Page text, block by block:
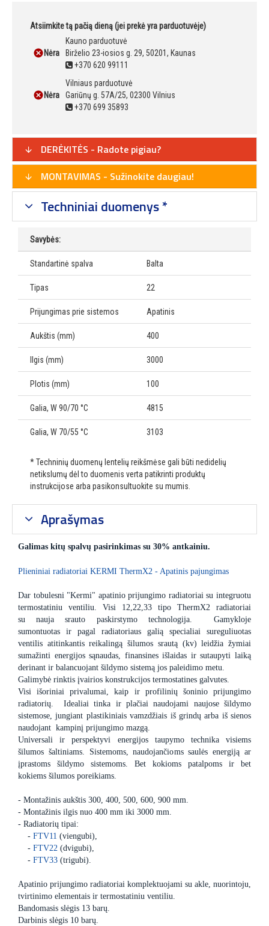
Atsiimkite tą pačią dieną (jei prekė yra parduotuvėje)
Nėra
Kauno parduotuvė
Birželio 23-iosios g. 29, 50201, Kaunas
+370 620 99111
Nėra
Vilniaus parduotuvė
Gariūnų g. 57A/25, 02300 Vilnius
+370 699 35893
DERĖKITĖS - Radote pigiau?
MONTAVIMAS - Sužinokite daugiau!
Techniniai duomenys *
Savybės:
Standartinė spalva Balta
Tipas 22
Prijungimas prie sistemos Apatinis
Aukštis (mm) 400
Ilgis (mm) 3000
Plotis (mm) 100
Galia, W 90/70 °C 4815
Galia, W 70/55 °C 3103
* Techninių duomenų lentelių reikšmėse gali būti nedidelių
netikslumų dėl to duomenis verta patikrinti produktų
instrukcijose arba pasikonsultuokite su mumis.
Aprašymas
Galimas kitų spalvų pasirinkimas su 30% antkainiu.
Plieniniai radiatoriai KERMI ThermX2 - Apatinis pajungimas
Dar tobulesni "Kermi" apatinio prijungimo radiatoriai su integruotu
termostatiniu ventiliu. Visi 12,22,33 tipo ThermX2 radiatoriai
su nauja srauto paskirstymo technologija. Gamykloje
sumontuotas ir pagal radiatoriaus galią specialiai sureguliuotas
ventilis atitinkantis reikalingą šilumos srautą (kv) leidžia žymiai
sumažinti energijos sąnaudas, finansines išlaidas ir sutaupyti laiką
derinant ir balancuojant šildymo sistemą jos paleidimo metu.
Galimybė rinktis įvairios konstrukcijos termostatines galvutes.
Visi išoriniai privalumai, kaip ir profilinių šoninio prijungimo
radiatorių. Idealiai tinka ir plačiai naudojami naujose šildymo
sistemose, jungiant plastikiniais vamzdžiais iš grindų arba iš sienos
naudojant kampinį prijungimo mazgą.
Universali ir perspektyvi energijos taupymo technika visiems
šilumos šaltiniams. Sistemoms, naudojančioms saulės energiją ar
įprastoms šildymo sistemoms. Bet kokioms patalpoms ir bet
kokiems šilumos poreikiams.
- Montažinis aukštis 300, 400, 500, 600, 900 mm.
- Montažinis ilgis nuo 400 mm iki 3000 mm.
- Radiatorių tipai:
- FTV11 (viengubi),
- FTV22 (dvigubi),
- FTV33 (trigubi).
Apatinio prijungimo radiatoriai komplektuojami su akle, nuorintoju,
tvirtinimo elementais ir termostatiniu ventiliu.
Bandomasis slėgis 13 barų.
Darbinis slėgis 10 barų.